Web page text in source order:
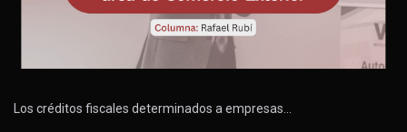
Los créditos fiscales determinados a empresas…